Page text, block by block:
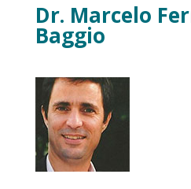
Dr. Marcelo
Baggio